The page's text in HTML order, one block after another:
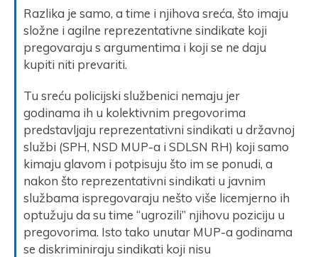
Razlika je samo, a time i njihova sreća, što imaju
složne i agilne reprezentativne sindikate koji
pregovaraju s argumentima i koji se ne daju
kupiti niti prevariti.
Tu sreću policijski službenici nemaju jer
godinama ih u kolektivnim pregovorima
predstavljaju reprezentativni sindikati u državnoj
službi (SPH, NSD MUP-a i SDLSN RH) koji samo
kimaju glavom i potpisuju što im se ponudi, a
nakon što reprezentativni sindikati u javnim
službama ispregovaraju nešto više licemjerno ih
optužuju da su time “ugrozili” njihovu poziciju u
pregovorima. Isto tako unutar MUP-a godinama
se diskriminiraju sindikati koji nisu